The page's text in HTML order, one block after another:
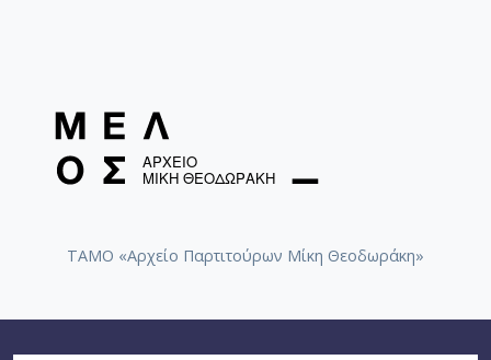
ΤΑΜΟ «Αρχείο Παρτιτούρων Μίκη Θεοδωράκη»